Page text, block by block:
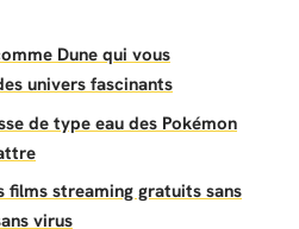
Dune qui vous
univers fascinants
de type eau des Pokémon
streaming gratuits sans
virus